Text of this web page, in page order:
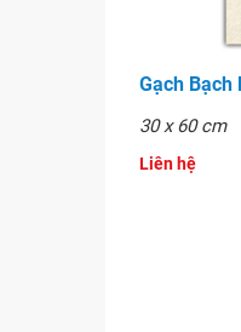
Gạch Bạch
30 x 60 cm
Liên hệ